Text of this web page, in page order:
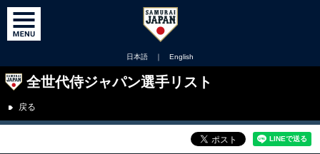
日本語 ｜ English
全世代侍ジャパン選手リスト
戻る